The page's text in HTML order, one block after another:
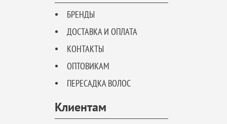
БРЕНДЫ
ДОСТАВКА И ОПЛАТА
КОНТАКТЫ
ОПТОВИКАМ
ПЕРЕСАДКА ВОЛОС
Клиентам